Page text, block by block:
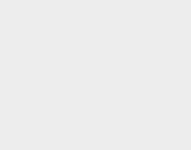
korisnika i
korisnika i
korisnika i
korisnika i